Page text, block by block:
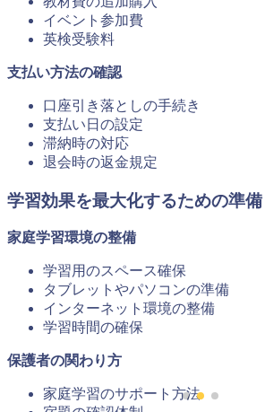
イベント参加費
英検受験料
支払い方法の確認
口座引き落としの手続き
支払い日の設定
滞納時の対応
退会時の返金規定
学習効果を最大化するための準備
家庭学習環境の整備
学習用のスペース確保
タブレットやパソコンの準備
インターネット環境の整備
学習時間の確保
保護者の関わり方
家庭学習のサポート方法